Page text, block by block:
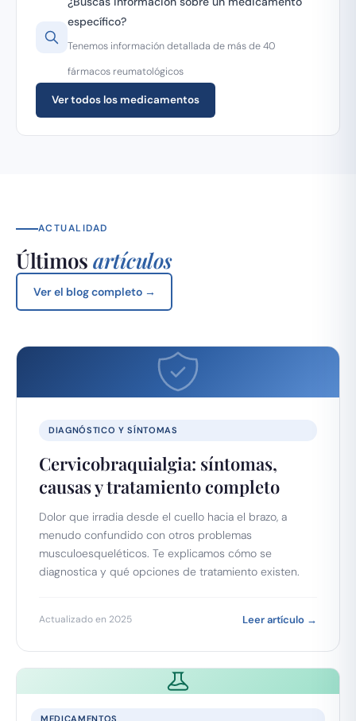
específico?
Tenemos información detallada de más de 40
fármacos reumatológicos
Ver todos los medicamentos
ACTUALIDAD
Últimos artículos
Ver el blog completo →
DIAGNÓSTICO Y SÍNTOMAS
Cervicobraquialgia: síntomas,
causas y tratamiento completo
Dolor que irradia desde el cuello hacia el brazo, a
menudo confundido con otros problemas
musculoesqueléticos. Te explicamos cómo se
diagnostica y qué opciones de tratamiento existen.
Actualizado en 2025 Leer artículo →
MEDICAMENTOS